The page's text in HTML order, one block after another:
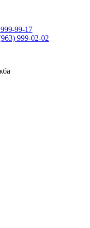
99-17
999-02-02